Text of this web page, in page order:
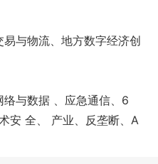
与物流、地方数字经济创
与数据 、应急通信、6
安 全、 产业、反垄断、A